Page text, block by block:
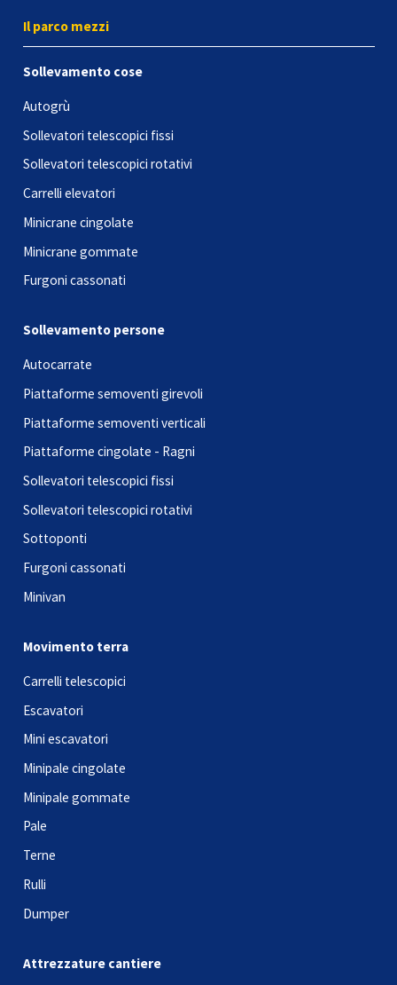
Il parco mezzi
Sollevamento cose
Autogrù
Sollevatori telescopici fissi
Sollevatori telescopici rotativi
Carrelli elevatori
Minicrane cingolate
Minicrane gommate
Furgoni cassonati
Sollevamento persone
Autocarrate
Piattaforme semoventi girevoli
Piattaforme semoventi verticali
Piattaforme cingolate - Ragni
Sollevatori telescopici fissi
Sollevatori telescopici rotativi
Sottoponti
Furgoni cassonati
Minivan
Movimento terra
Carrelli telescopici
Escavatori
Mini escavatori
Minipale cingolate
Minipale gommate
Pale
Terne
Rulli
Dumper
Attrezzature cantiere